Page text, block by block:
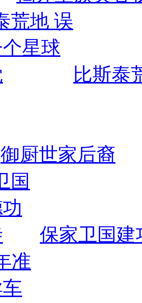
比斯泰
御厨世家后裔
保家卫国建